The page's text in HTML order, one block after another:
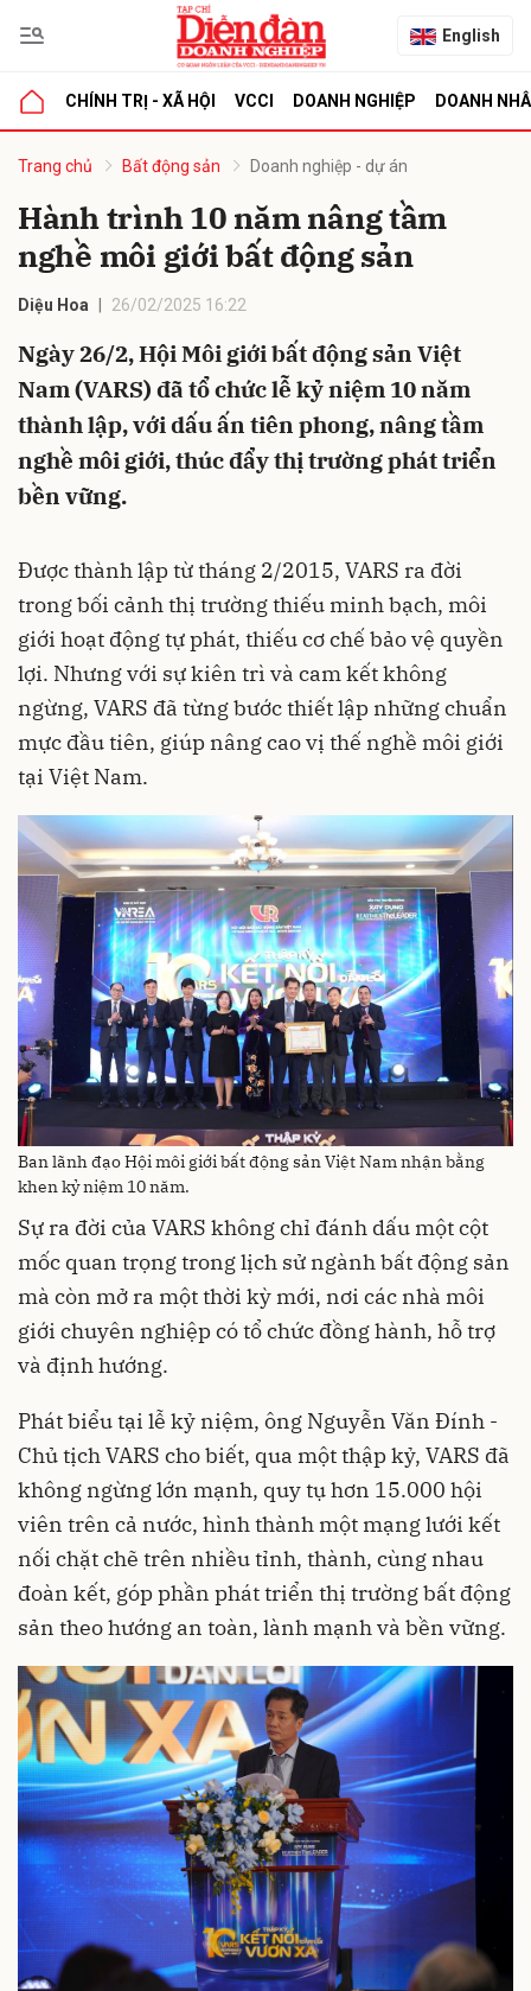
English
CHÍNH TRỊ - XÃ HỘI VCCI DOANH NGHIỆP DOANH
Trang chủ Bất động sản Doanh nghiệp - dự án
Hành trình 10 năm nâng tầm
nghề môi giới bất động sản
Diệu Hoa 26/02/2025 16:22
Ngày 26/2, Hội Môi giới bất động sản Việt
Nam (VARS) đã tổ chức lễ kỷ niệm 10 năm
thành lập, với dấu ấn tiên phong, nâng tầm
nghề môi giới, thúc đẩy thị trường phát triển
bền vững.
Được thành lập từ tháng 2/2015, VARS ra đời
trong bối cảnh thị trường thiếu minh bạch, môi
giới hoạt động tự phát, thiếu cơ chế bảo vệ quyền
lợi. Nhưng với sự kiên trì và cam kết không
ngừng, VARS đã từng bước thiết lập những chuẩn
mực đầu tiên, giúp nâng cao vị thế nghề môi giới
tại Việt Nam.
Ban lãnh đạo Hội môi giới bất động sản Việt Nam nhận bằng
khen kỷ niệm 10 năm.
Sự ra đời của VARS không chỉ đánh dấu một cột
mốc quan trọng trong lịch sử ngành bất động sản
mà còn mở ra một thời kỳ mới, nơi các nhà môi
giới chuyên nghiệp có tổ chức đồng hành, hỗ trợ
và định hướng.
Phát biểu tại lễ kỷ niệm, ông Nguyễn Văn Đính -
Chủ tịch VARS cho biết, qua một thập kỷ, VARS đã
không ngừng lớn mạnh, quy tụ hơn 15.000 hội
viên trên cả nước, hình thành một mạng lưới kết
nối chặt chẽ trên nhiều tỉnh, thành, cùng nhau
đoàn kết, góp phần phát triển thị trường bất động
sản theo hướng an toàn, lành mạnh và bền vững.
luận
Hủy